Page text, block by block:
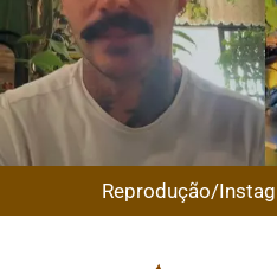
Reprodução/